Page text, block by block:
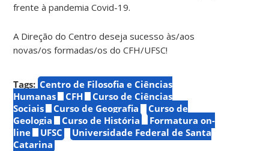
frente à pandemia Covid-19.
A Direção do Centro deseja sucesso às/aos
novas/os formadas/os do CFH/UFSC!
Tags: Centro de Filosofia e Ciências
Humanas
CFH
Curso de Ciências
Sociais
Curso de Geografia
Curso de
Geologia
Curso de História
Formatura on-
line
UFSC
Universidade Federal de Santa
Catarina